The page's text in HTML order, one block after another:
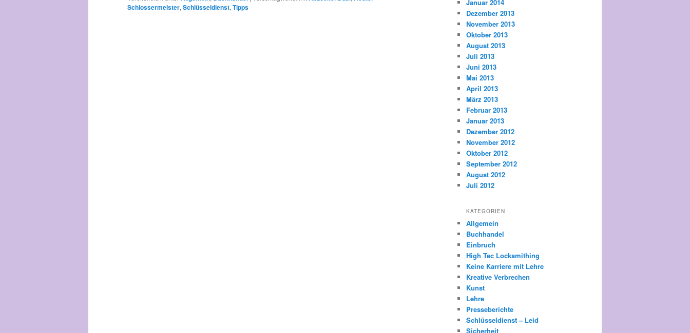
Schlossermeister, Schlüsseldienst, Tipps
Januar 2014
Dezember 2013
November 2013
Oktober 2013
August 2013
Juli 2013
Juni 2013
Mai 2013
April 2013
März 2013
Februar 2013
Januar 2013
Dezember 2012
November 2012
Oktober 2012
September 2012
August 2012
Juli 2012
KATEGORIEN
Allgemein
Buchhandel
Einbruch
High Tec Locksmithing
Keine Karriere mit Lehre
Kreative Verbrechen
Kunst
Lehre
Presseberichte
Schlüsseldienst – Leid
Sicherheit